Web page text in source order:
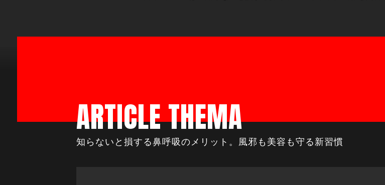
ARTICLE THEMA
知らないと損する鼻呼吸のメリット。風邪も美容も守る新習慣